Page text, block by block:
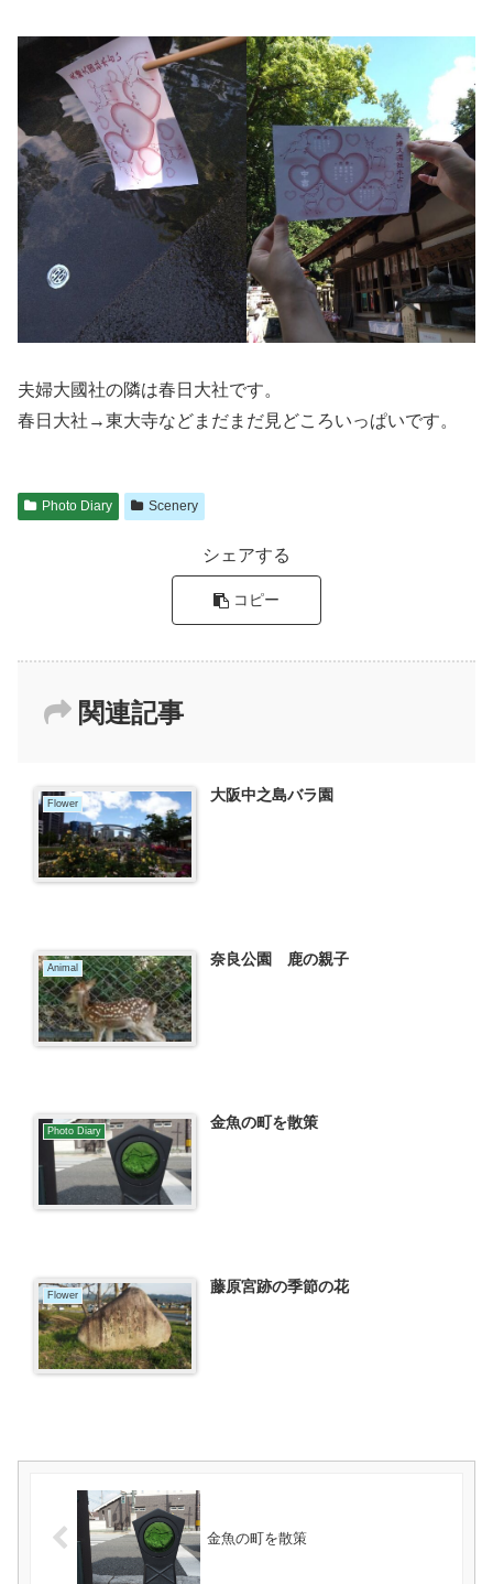
夫婦大國社の隣は春日大社です。
春日大社→東大寺などまだまだ見どころいっぱいです。
Photo Diary Scenery
シェアする
コピー
関連記事
Flower 大阪中之島バラ園
Animal 奈良公園 鹿の親子
Photo Diary 金魚の町を散策
Flower 藤原宮跡の季節の花
金魚の町を散策